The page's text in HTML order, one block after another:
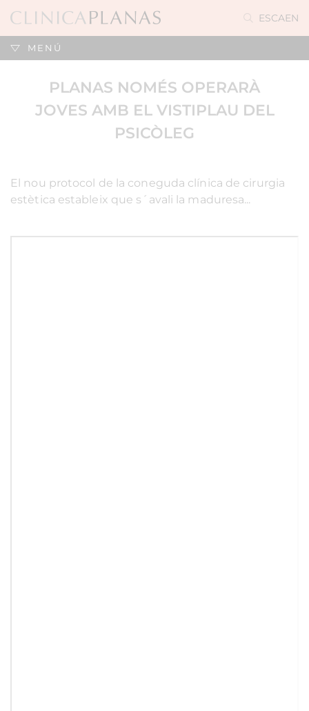
ESCAEN
MENÚ
PLANAS NOMÉS OPERARÀ
JOVES AMB EL VISTIPLAU DEL
PSICÒLEG
El nou protocol de la coneguda clínica de cirurgia
estètica estableix que s´avali la maduresa...